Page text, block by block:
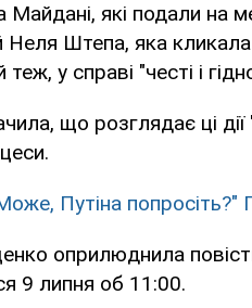
які подали на
Неля Штепа, яка
теж, у справі "честі і
що розглядає ці дії
Путіна
оприлюднила
9 липня об 11:00.